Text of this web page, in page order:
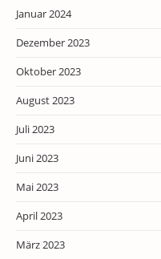
Januar 2024
Dezember 2023
Oktober 2023
August 2023
Juli 2023
Juni 2023
Mai 2023
April 2023
März 2023